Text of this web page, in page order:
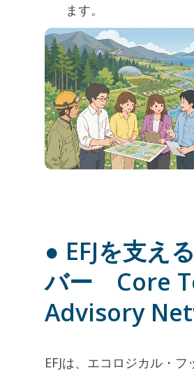
ます。
● EFJを支え
バー Core
Advisory
EFJは、エコロジカル・フ